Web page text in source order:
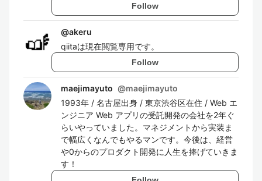
Follow
@akeru
qiitaは現在閲覧専用です。
Follow
maejimayuto @maejimayuto
1993年 / 名古屋出身 / 東京渋谷区在住 / Web エ
ンジニア Web アプリの受託開発の会社を2年ぐ
らいやっていました。マネジメントから実装ま
で幅広くなんでもやるマンです。今後は、経営
や0からのプロダクト開発に人生を捧げていきま
す！